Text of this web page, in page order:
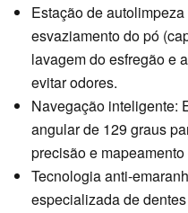
Estação de
esvaziamento do pó
lavagem do esfregão e
evitar odores.
Navegação inteligente:
angular de 129 graus
precisão e
Tecnologia anti-
especializada de